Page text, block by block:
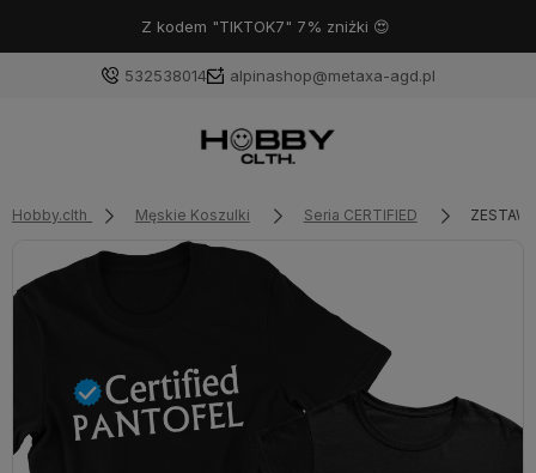
Z kodem "TIKTOK7" 7% zniżki 😍
532538014 alpinashop@metaxa-agd.pl
Hobby.clth Męskie Koszulki Seria CERTIFIED